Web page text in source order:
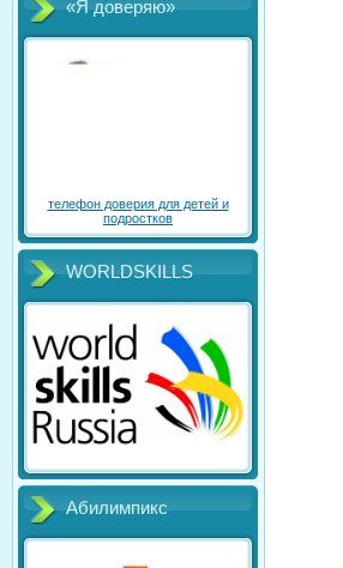
«Я доверяю»
телефон доверия для детей и
подростков
WORLDSKILLS
Абилимпикс